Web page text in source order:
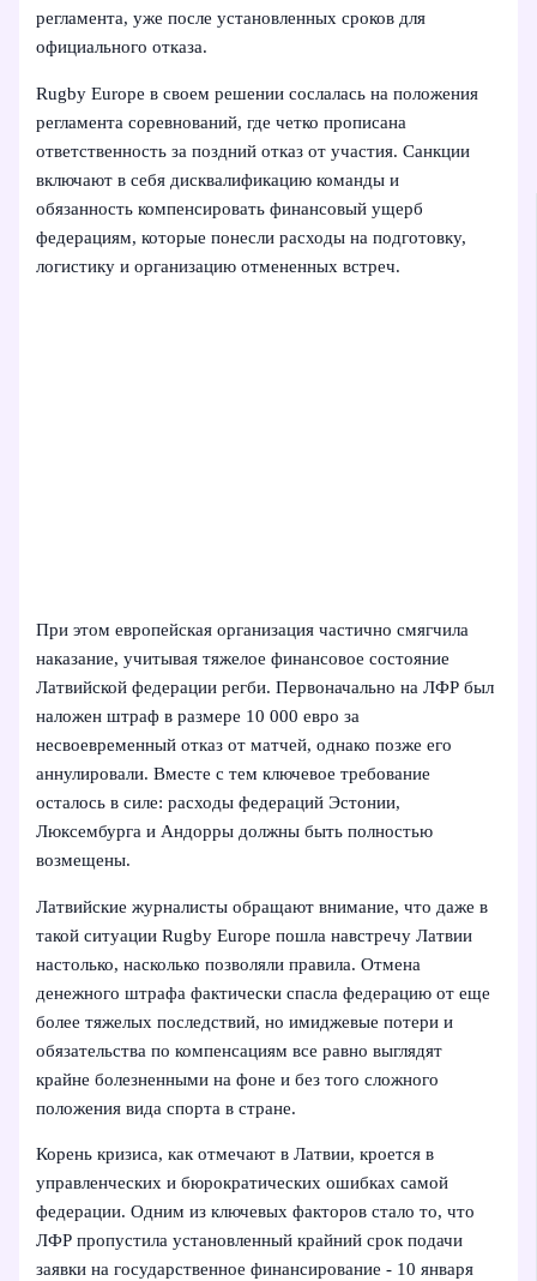
регламента, уже после установленных сроков для
официального отказа.
Rugby Europe в своем решении сослалась на положения
регламента соревнований, где четко прописана
ответственность за поздний отказ от участия. Санкции
включают в себя дисквалификацию команды и
обязанность компенсировать финансовый ущерб
федерациям, которые понесли расходы на подготовку,
логистику и организацию отмененных встреч.
При этом европейская организация частично смягчила
наказание, учитывая тяжелое финансовое состояние
Латвийской федерации регби. Первоначально на ЛФР был
наложен штраф в размере 10 000 евро за
несвоевременный отказ от матчей, однако позже его
аннулировали. Вместе с тем ключевое требование
осталось в силе: расходы федераций Эстонии,
Люксембурга и Андорры должны быть полностью
возмещены.
Латвийские журналисты обращают внимание, что даже в
такой ситуации Rugby Europe пошла навстречу Латвии
настолько, насколько позволяли правила. Отмена
денежного штрафа фактически спасла федерацию от еще
более тяжелых последствий, но имиджевые потери и
обязательства по компенсациям все равно выглядят
крайне болезненными на фоне и без того сложного
положения вида спорта в стране.
Корень кризиса, как отмечают в Латвии, кроется в
управленческих и бюрократических ошибках самой
федерации. Одним из ключевых факторов стало то, что
ЛФР пропустила установленный крайний срок подачи
заявки на государственное финансирование - 10 января